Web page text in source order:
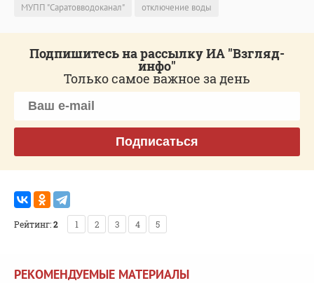
МУПП "Саратовводоканал" отключение воды
Подпишитесь на рассылку ИА "Взгляд-
инфо"
Только самое важное за день
Подписаться
Рейтинг:2 1 2 3 4 5
РЕКОМЕНДУЕМЫЕ МАТЕРИАЛЫ